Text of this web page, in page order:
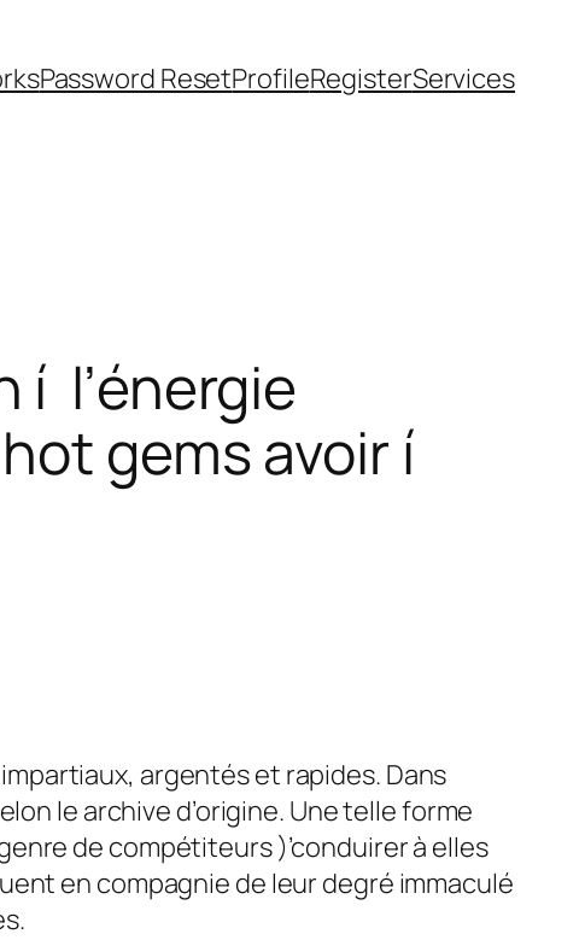
Password ResetProfileRegisterServices
í l’énergie
gems avoir í
argentés et rapides. Dans
le archive d’origine. Une telle forme
de compétiteurs )’conduirer à elles
en compagnie de leur degré immaculé